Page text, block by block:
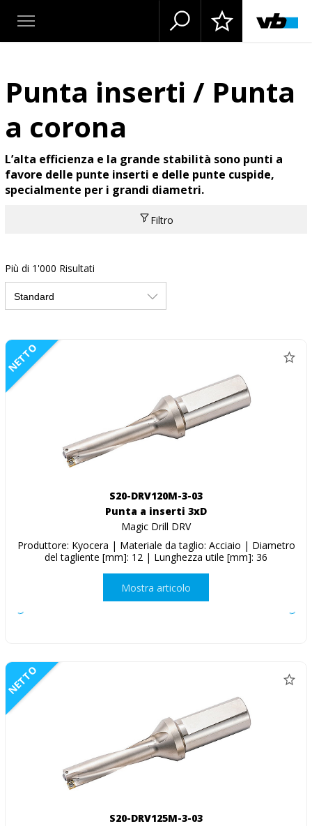
Punta inserti / Punta
a corona
L’alta efficienza e la grande stabilità sono punti a
favore delle punte inserti e delle punte cuspide,
specialmente per i grandi diametri.
Filtro
Più di 1'000 Risultati
NETTO
S20-DRV120M-3-03
Punta a inserti 3xD
Magic Drill DRV
Produttore: Kyocera | Materiale da taglio: Acciaio | Diametro
del tagliente [mm]: 12 | Lunghezza utile [mm]: 36
Mostra articolo
NETTO
S20-DRV125M-3-03